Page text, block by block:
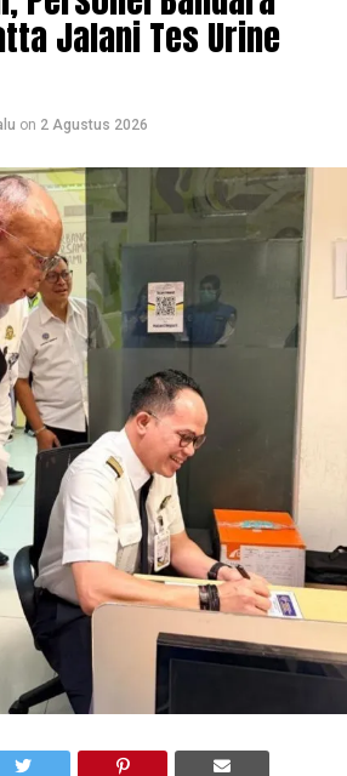
Jalani Tes Urine
on 2 Agustus 2026